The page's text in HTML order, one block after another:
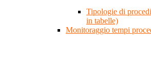
Tipologie di
in tabelle)
Monitoraggio tempi